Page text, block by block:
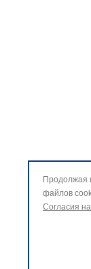
Продолжая
файлов
Согласия